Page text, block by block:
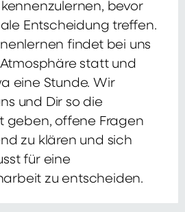
bevor
Entscheidung treffen.
findet bei uns
statt und
eine Stunde. Wir
und Dir so die
geben, offene Fragen
zu klären und sich
für eine
zu entscheiden.